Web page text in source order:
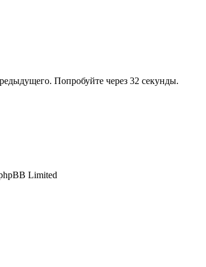
Попробуйте через 32 секунды.
Limited